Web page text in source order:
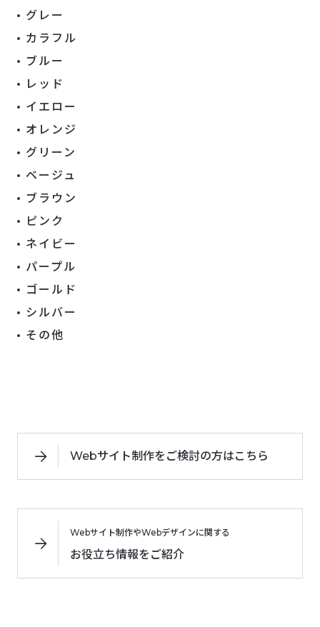
グレー
カラフル
ブルー
レッド
イエロー
オレンジ
グリーン
ベージュ
ブラウン
ピンク
ネイビー
パープル
ゴールド
シルバー
その他
Webサイト制作をご検討の方はこちら
Webサイト制作やWebデザインに関する
お役立ち情報をご紹介